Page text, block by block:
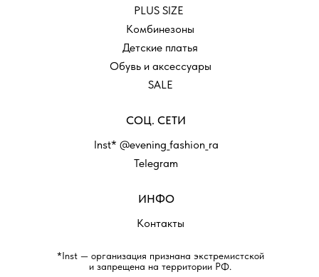
Inst* @evening_fashion_ra
Telegram
СОЦ. СЕТИ
Контакты
ИНФО
*Inst — организация признана экстремистской
и запрещена на территории РФ.
PLUS SIZE
Детские платья
Обувь и аксессуары
Комбинезоны
SALE